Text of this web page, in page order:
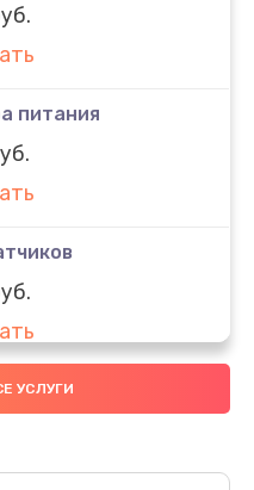
питания
чистка
УСЛУГИ